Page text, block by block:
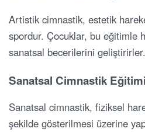
Artistik cimnastik, estetik
spordur. Çocuklar, bu eğitimle
sanatsal becerilerini geliştirirler.
Sanatsal Cimnastik Eğitimi
Sanatsal cimnastik, fiziksel
şekilde gösterilmesi üzerine